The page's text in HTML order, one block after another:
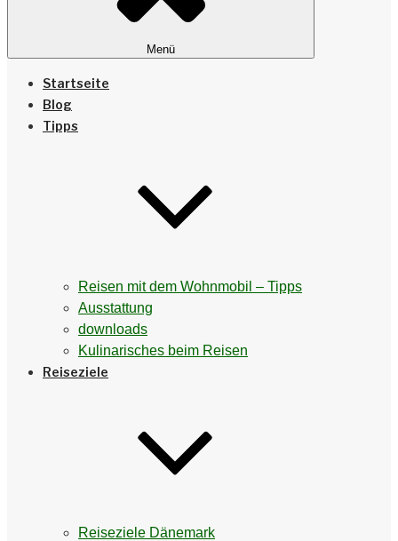
Menü
Startseite
Blog
Tipps
Reisen mit dem Wohnmobil – Tipps
Ausstattung
downloads
Kulinarisches beim Reisen
Reiseziele
Reiseziele Dänemark